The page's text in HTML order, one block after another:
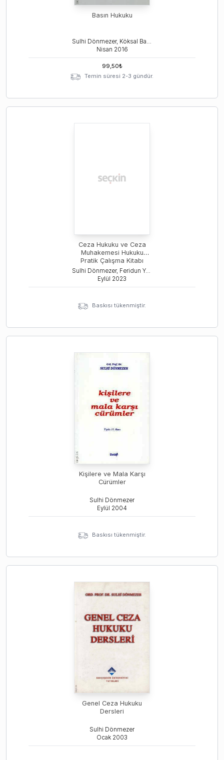
Basın Hukuku
Sulhi Dönmezer, Köksal Bayraktar
Nisan 2016
99,50₺
Temin süresi 2-3 gündür.
Ceza Hukuku ve Ceza
Muhakemesi Hukuku
Pratik Çalışma Kitabı
Sulhi Dönmezer, Feridun Yenisey, Nur Centel
Eylül 2023
Baskısı tükenmiştir.
Kişilere ve Mala Karşı
Cürümler
Sulhi Dönmezer
Eylül 2004
Baskısı tükenmiştir.
Genel Ceza Hukuku
Dersleri
Sulhi Dönmezer
Ocak 2003